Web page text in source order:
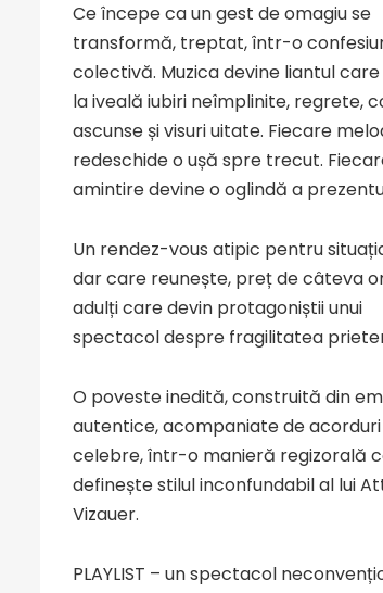
Ce începe ca un gest de omagiu se
transformă, treptat, într-o
colectivă. Muzica devine liantul
la iveală iubiri neîmplinite, regrete,
ascunse și visuri uitate. Fiecare
redeschide o ușă spre trecut.
amintire devine o oglindă a
Un rendez-vous atipic pentru
dar care reunește, preț de câteva
adulți care devin protagoniștii unui
spectacol despre fragilitatea
O poveste inedită, construită din
autentice, acompaniate de acorduri
celebre, într-o manieră regizorală
definește stilul inconfundabil al lui
Vizauer.
PLAYLIST – un spectacol